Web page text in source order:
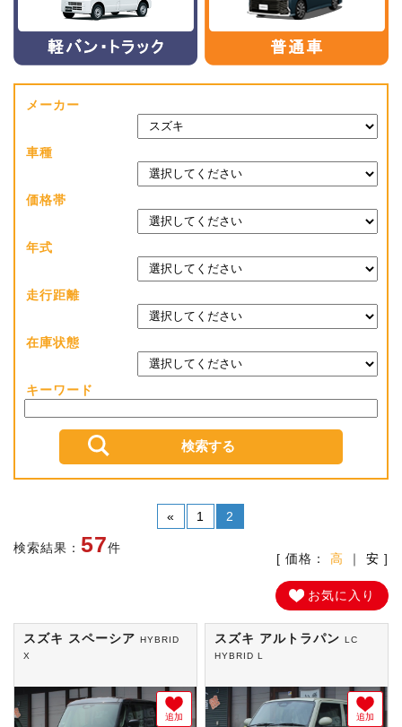
メーカー
車種
価格帯
年式
走行距離
在庫状態
キーワード
« 1 2
検索結果： 57件
[ 価格： 高 ｜ 安 ]
お気に入り
スズキ スペーシア HYBRID
X
追加
スズキ アルトラパンLC
HYBRID L
追加